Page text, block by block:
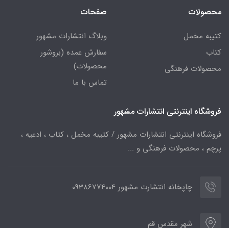
محصولات
کتیبه مخمل
کتاب
محصولات فرهنگی
صفحات
وبلاگ انتشارات مشهور
سفارش عمده (بروشور
محصولات)
تماس با ما
فروشگاه اینترنتی انتشارات مشهور
فروشگاه اینترنتی انتشارات مشهور / کتیبه مخمل ، کتاب ، ادعیه ،
پرچم ، محصولات فرهنگی و ...
چاپخانه انتشارت مشهور 09386774004
شهر مقدس قم